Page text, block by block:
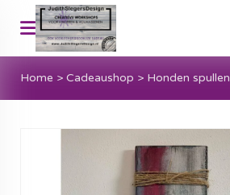
Home > Cadeaushop > Honden spullen